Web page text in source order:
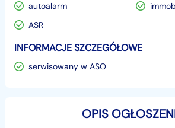
autoalarm
ASR
INFORMACJE SZCZEGÓŁOWE
serwisowany w ASO
OPIS